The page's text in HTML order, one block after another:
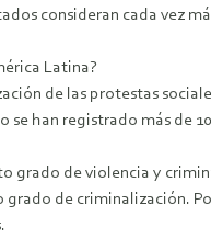
consideran cada vez
Latina?
de las protestas
se han registrado más de
grado de violencia y
grado de criminalización.